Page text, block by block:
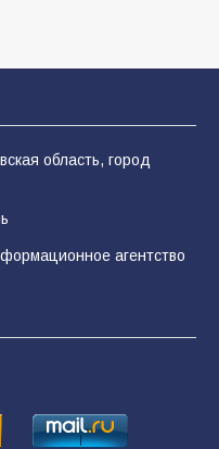
Что на самом
в августе
почему
— это
область, город
агентство